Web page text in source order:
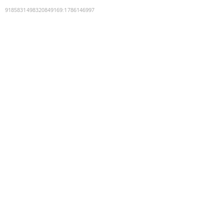
9185831498320849169:1786146997